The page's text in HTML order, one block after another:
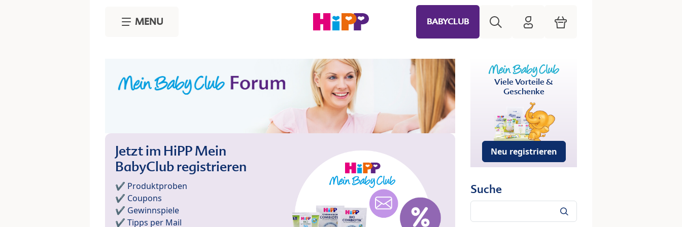
MENU BABYCLUB HiPP Mein Babyclub
Warenkorb
Jetzt im HiPP Mein
BabyClub registrieren
✔️ Produktproben
✔️ Coupons
✔️ Gewinnspiele
✔️ Tipps per Mail
Viele Vorteile &
Geschenke
Neu registrieren
Suche